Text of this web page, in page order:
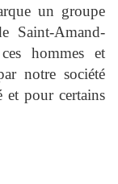
un groupe
Saint-Amand-
hommes et
notre société
et pour certains